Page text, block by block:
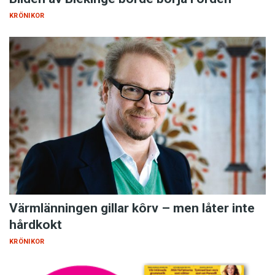
KRÖNIKOR
Värmlänningen gillar kôrv – men låter inte
hårdkokt
KRÖNIKOR